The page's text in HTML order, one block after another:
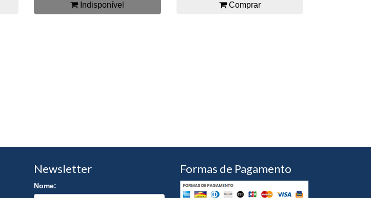
Indisponível Comprar
Newsletter
Nome:
Formas de Pagamento